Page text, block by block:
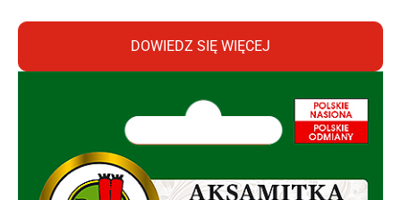
DOWIEDZ SIĘ WIĘCEJ